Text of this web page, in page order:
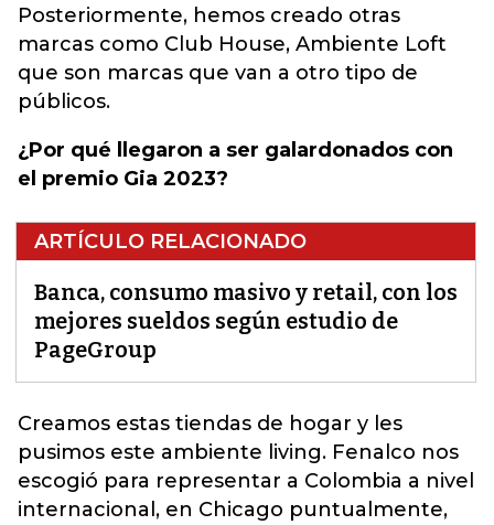
Posteriormente, hemos creado otras
marcas como Club House, Ambiente Loft
que son marcas que van a otro tipo de
públicos.
¿Por qué llegaron a ser galardonados con
el premio Gia 2023?
ARTÍCULO RELACIONADO
Banca, consumo masivo y retail, con los
mejores sueldos según estudio de
PageGroup
Creamos estas tiendas de hogar y les
pusimos este ambiente living. Fenalco nos
escogió para representar a Colombia a nivel
internacional, en Chicago puntualmente,